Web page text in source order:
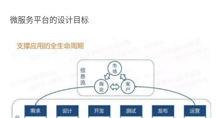
微服务平台的设计目标